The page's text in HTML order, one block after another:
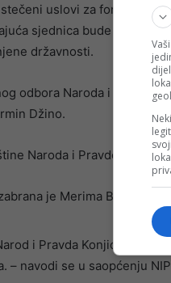
uslovi za formiranje
sjednica bude održana
državnosti.
odbora Naroda i Pravde
Džino.
Naroda i Pravde Konjic
je Merima Bašić
i Pravda Konjic i u
– navodi se u saopćenju